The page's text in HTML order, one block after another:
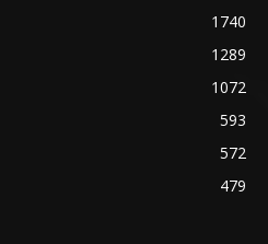
1740
1289
1072
593
572
479